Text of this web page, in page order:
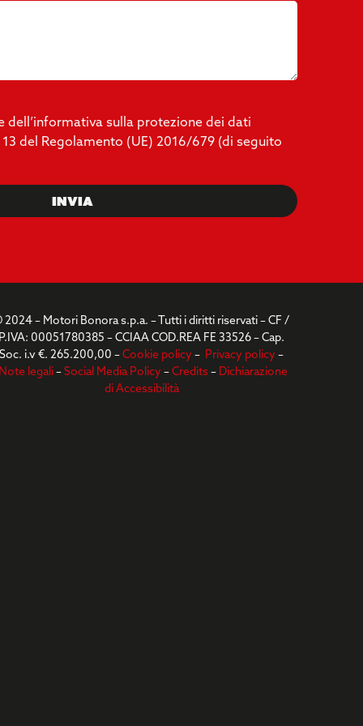
dell’informativa sulla protezione dei dati
13 del Regolamento (UE) 2016/679 (di seguito
Invia
2024 – Motori Bonora s.p.a. – Tutti i diritti riservati – CF /
P.IVA: 00051780385 – CCIAA COD.REA FE 33526 – Cap.
Soc. i.v €. 265.200,00 –Cookie policy – Privacy policy –
Note legali– Social Media Policy– Credits– Dichiarazione
di Accessibilità